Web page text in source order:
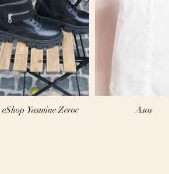
eShop Yasmine Zeroc Asos